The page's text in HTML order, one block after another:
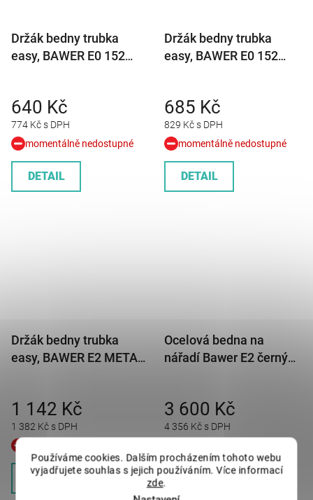
Používáme cookies. Dalším procházením tohoto webu
vyjadřujete souhlas s jejich používáním. Více informací
zde.
Držák bedny trubka
easy, BAWER E0 152
774 Kč s DPH
640 Kč
momentálně nedostupné
DETAIL
Držák bedny trubka
easy, BAWER E0 152
829 Kč s DPH
685 Kč
momentálně nedostupné
DETAIL
Držák bedny trubka
easy, BAWER E2 METAL
1 382 Kč s DPH
1 142 Kč
DETAIL
Ocelová bedna na
nářadí Bawer E2 černý
4 356 Kč s DPH
3 600 Kč
DETAIL